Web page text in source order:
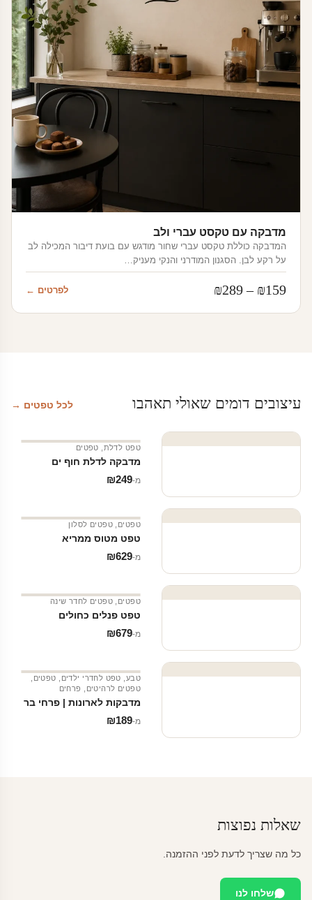
מדבקה עם טקסט עברי ולב
המדבקה כוללת טקסט עברי שחור מודגש עם בועת דיבור המכילה לב
על רקע לבן. הסגנון המודרני והנקי מעניק…
₪159
–
₪289
מחירים:
לפרטים ←
עיצובים דומים שאולי תאהבו לכל טפטים →
טפט לדלת טפטים
מדבקה לדלת חוף ים
מ‑ ₪249
טפטים טפטים לסלון
טפט מטוס ממריא
מ‑ ₪629
טפטים טפטים לחדר שינה
טפט פנלים כחולים
מ‑ ₪679
טבע טפט לחדרי ילדים טפטים
טפטים לרהיטים
פרחים
מדבקות לארונות | פרחי בר
מ‑ ₪189
שאלות נפוצות
כל מה שצריך לדעת לפני ההזמנה.
שלחו לנו